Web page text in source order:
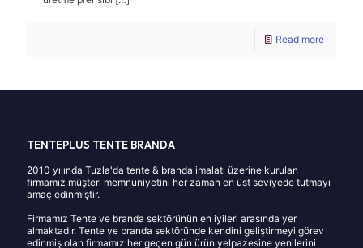
Read more
TENTEPLUS TENTE BRANDA
2010 yılında Tuzla'da tente & branda imalatı üzerine kurulan
firmamız müşteri memnuniyetini her zaman en üst seviyede tutmayı
amaç edinmiştir.
Firmamız Tente ve branda sektörünün en iyileri arasında yer
almaktadır. Tente ve branda sektöründe kendini geliştirmeyi görev
edinmiş olan firmamız her geçen gün ürün yelpazesine yenilerini